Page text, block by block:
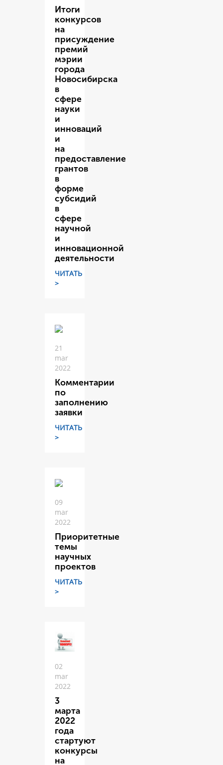
Итоги
конкурсов
на
присуждение
премий
мэрии
города
Новосибирска
в
сфере
науки
и
инноваций
и
на
предоставление
грантов
в
форме
субсидий
в
сфере
научной
и
инновационной
деятельности
ЧИТАТЬ
>
21
mar
2022
Комментарии
по
заполнению
заявки
ЧИТАТЬ
>
09
mar
2022
Приоритетные
темы
научных
проектов
ЧИТАТЬ
>
02
mar
2022
3
марта
2022
года
стартуют
конкурсы
на